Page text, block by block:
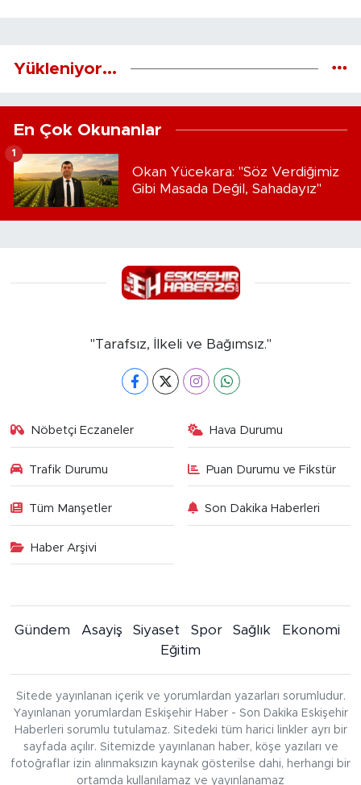
Yükleniyor...
En Çok Okunanlar
Okan Yücekara: "Söz Verdiğimiz
Gibi Masada Değil, Sahadayız"
1
"Tarafsız, İlkeli ve Bağımsız."
Nöbetçi Eczaneler Hava Durumu
Trafik Durumu Puan Durumu ve Fikstür
Tüm Manşetler Son Dakika Haberleri
Haber Arşivi
Gündem Asayiş Siyaset Spor Sağlık
Ekonomi
Eğitim
Sitede yayınlanan içerik ve yorumlardan yazarları sorumludur.
Yayınlanan yorumlardan Eskişehir Haber - Son Dakika Eskişehir
Haberleri sorumlu tutulamaz. Sitedeki tüm harici linkler ayrı bir
sayfada açılır. Sitemizde yayınlanan haber, köşe yazıları ve
fotoğraflar izin alınmaksızın kaynak gösterilse dahi, herhangi bir
ortamda kullanılamaz ve yayınlanamaz